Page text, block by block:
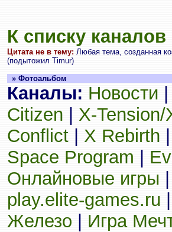
К списку каналов
Цитата не в тему: Любая тема, созданная
(подытожил Timur)
» Фотоальбом
Каналы: Новости
Citizen
X-Tension/
Conflict
X Rebirth
Space Program
Онлайновые игры
play.elite-games.ru
Железо
Игра